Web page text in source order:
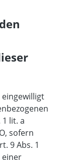
lit. a
sofern
9 Abs. 1
einer